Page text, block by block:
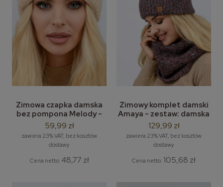
Zimowa czapka damska
bez pompona Melody -
klasyczna czapka bez
pompona
59,99 zł
zawiera 23% VAT, bez kosztów
dostawy
Cena netto: 48,77 zł
Zimowy komplet damski
Amaya - zestaw: damska
czapka zimowa i komin /
tuba
129,99 zł
zawiera 23% VAT, bez kosztów
dostawy
Cena netto: 105,68 zł